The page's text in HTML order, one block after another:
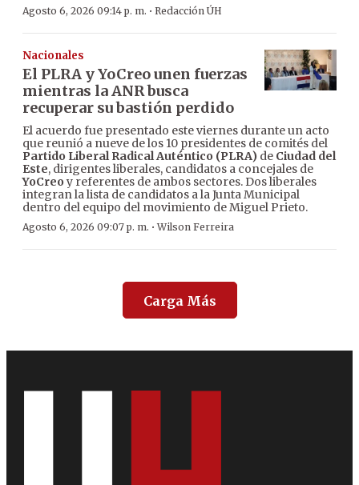
Agosto 6, 2026 09:14 p. m. · Redacción ÚH
Nacionales
El PLRA y YoCreo unen fuerzas
mientras la ANR busca
recuperar su bastión perdido
El acuerdo fue presentado este viernes durante un acto
que reunió a nueve de los 10 presidentes de comités del
Partido Liberal Radical Auténtico (PLRA) de Ciudad del
Este, dirigentes liberales, candidatos a concejales de
YoCreo y referentes de ambos sectores. Dos liberales
integran la lista de candidatos a la Junta Municipal
dentro del equipo del movimiento de Miguel Prieto.
Agosto 6, 2026 09:07 p. m. ·Wilson Ferreira
Carga Más